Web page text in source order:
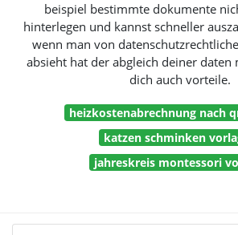
beispiel bestimmte dokumente
hinterlegen und kannst schneller
wenn man von
absieht hat der abgleich deiner
dich auch vorteile.
heizkostenabrechnung nach
katzen schminken
jahreskreis montessori